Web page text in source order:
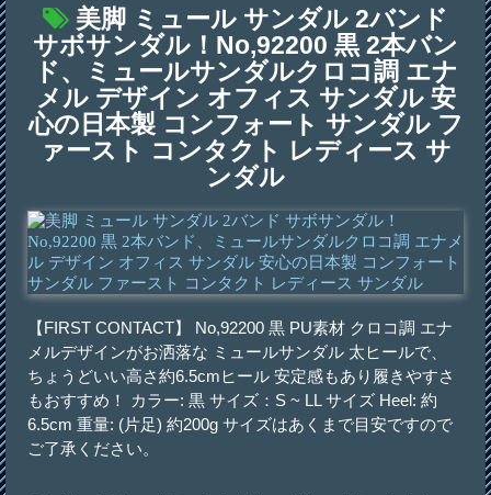
美脚 ミュール サンダル 2バンド
サボサンダル！No,92200 黒 2本バン
ド、ミュールサンダルクロコ調 エナ
メル デザイン オフィス サンダル 安
心の日本製 コンフォート サンダル フ
ァースト コンタクト レディース サ
ンダル
【FIRST CONTACT】 No,92200 黒 PU素材 クロコ調 エナ
メルデザインがお洒落な ミュールサンダル 太ヒールで、
ちょうどいい高さ約6.5cmヒール 安定感もあり履きやすさ
もおすすめ！ カラー: 黒 サイズ：S ~ LL サイズ Heel: 約
6.5cm 重量: (片足) 約200g サイズはあくまで目安ですので
ご了承ください。